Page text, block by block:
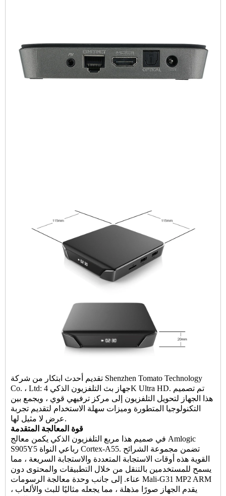
تقديم أحدث ابتكار من شركة Shenzhen Tomato Technology
Co. ، Ltd: جهاز بث التلفزيون الذكي 4K Ultra HD. تم تصميم
هذا الجهاز لتحويل التلفزيون إلى مركز ترفيهي قوي ، ويجمع بين
التكنولوجيا المتطورة وميزات سهلة الاستخدام لتقديم تجربة
عرض لا مثيل لها.
قوة المعالجة المتقدمة
في صميم هذا مربع التلفزيون الذكي يكمن معالج Amlogic
S905Y5 رباعي النواة Cortex-A55. تضمن مجموعة الشرائح
القوية هذه أوقات الاستجابة المتعددة والاستجابة السريعة ، مما
يسمح للمستخدمين بالتنقل من خلال التطبيقات والمحتوى دون
عناء. إلى جانب وحدة معالجة الرسومات Mali-G31 MP2 ARM
، يقدم الجهاز صورًا مذهلة ، مما يجعله مثاليًا للبث والألعاب